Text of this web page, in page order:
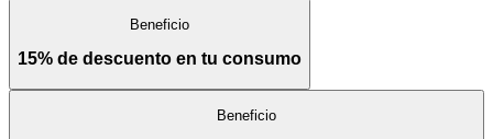
Beneficio
15% de descuento en tu consumo
Beneficio